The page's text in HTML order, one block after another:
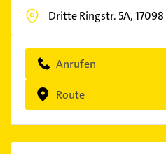
Dritte Ringstr. 5A,17098
Anrufen
Route